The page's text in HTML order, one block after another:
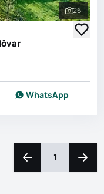
Ver
26
WhatsApp
Navegação para a
1